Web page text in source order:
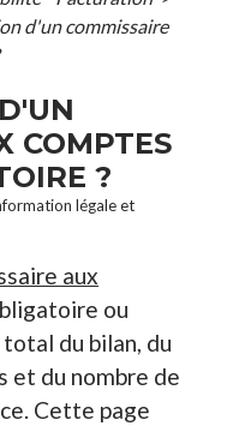
d'un commissaire
COMPTES
?
légale et
aux
ou
du bilan, du
et du nombre de
Cette page